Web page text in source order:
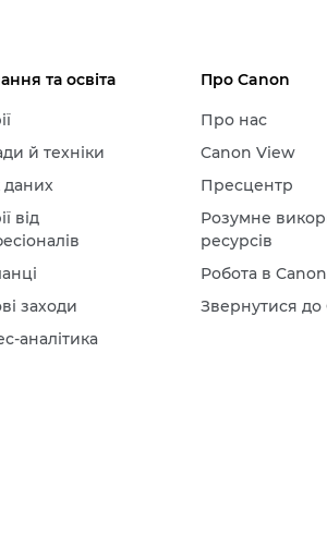
та освіта
й техніки
даних
від
заходи
аналітика
Про Canon
Про нас
Canon View
Пресцентр
Розумне
ресурсів
Робота в Canon
Звернутися до